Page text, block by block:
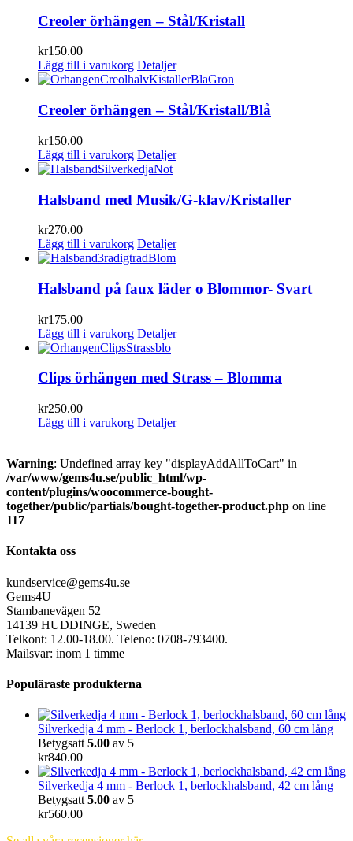
Creoler örhängen – Stål/Kristall
kr150.00
Lägg till i varukorg Detaljer
Creoler örhängen – Stål/Kristall/Blå
kr150.00
Lägg till i varukorg Detaljer
Halsband med Musik/G-klav/Kristaller
kr270.00
Lägg till i varukorg Detaljer
Halsband på faux läder o Blommor- Svart
kr175.00
Lägg till i varukorg Detaljer
Clips örhängen med Strass – Blomma
kr250.00
Lägg till i varukorg Detaljer
Warning: Undefined array key "displayAddAllToCart" in
/var/www/gems4u.se/public_html/wp-
content/plugins/woocommerce-bought-
together/public/partials/bought-together-product.php on line
117
Kontakta oss
kundservice@gems4u.se
Gems4U
Stambanevägen 52
14139 HUDDINGE, Sweden
Telkont: 12.00-18.00. Teleno: 0708-793400.
Mailsvar: inom 1 timme
Populäraste produkterna
Silverkedja 4 mm - Berlock 1, berlockhalsband, 60 cm lång
Betygsatt 5.00 av 5
kr840.00
Silverkedja 4 mm - Berlock 1, berlockhalsband, 42 cm lång
Betygsatt 5.00 av 5
kr560.00